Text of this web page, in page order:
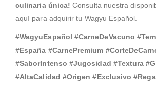
culinaria única! Consulta nuestra
aquí para adquirir tu Wagyu Español.
#WagyuEspañol #CarneDeVacuno
#España #CarnePremium
#SaborIntenso #Jugosidad #Textura
#AltaCalidad #Origen #Exclusivo